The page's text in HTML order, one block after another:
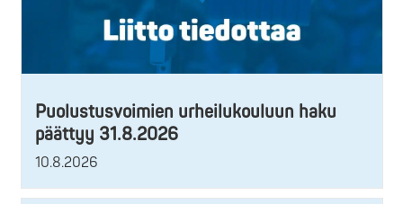
Puolustusvoimien urheilukouluun haku
päättyy 31.8.2026
10.8.2026